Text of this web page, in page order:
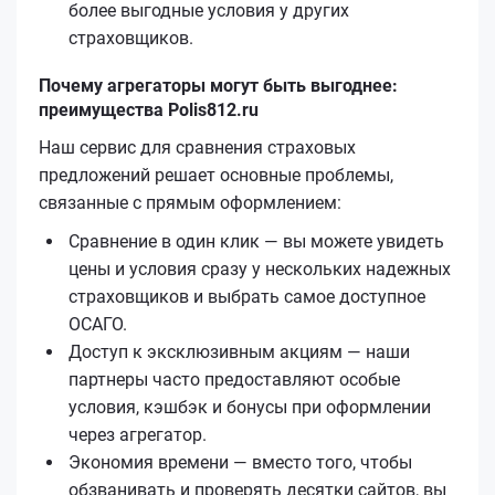
более выгодные условия у других
страховщиков.
Почему агрегаторы могут быть выгоднее:
преимущества Polis812.ru
Наш сервис для сравнения страховых
предложений решает основные проблемы,
связанные с прямым оформлением:
Сравнение в один клик — вы можете увидеть
цены и условия сразу у нескольких надежных
страховщиков и выбрать самое доступное
ОСАГО.
Доступ к эксклюзивным акциям — наши
партнеры часто предоставляют особые
условия, кэшбэк и бонусы при оформлении
через агрегатор.
Экономия времени — вместо того, чтобы
обзванивать и проверять десятки сайтов, вы